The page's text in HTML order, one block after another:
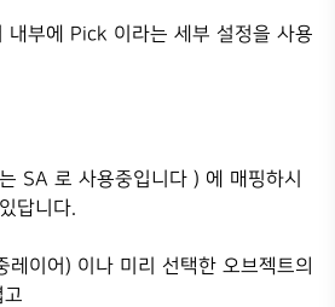
부에 Pick 이라는 세부 설정을 사용
SA 로 사용중입니다 ) 에 매핑하시
답니다.
레이어) 이나 미리 선택한 오브젝트의
고